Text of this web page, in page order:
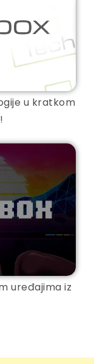
u kratkom
uređajima iz